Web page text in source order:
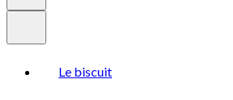
Le biscuit